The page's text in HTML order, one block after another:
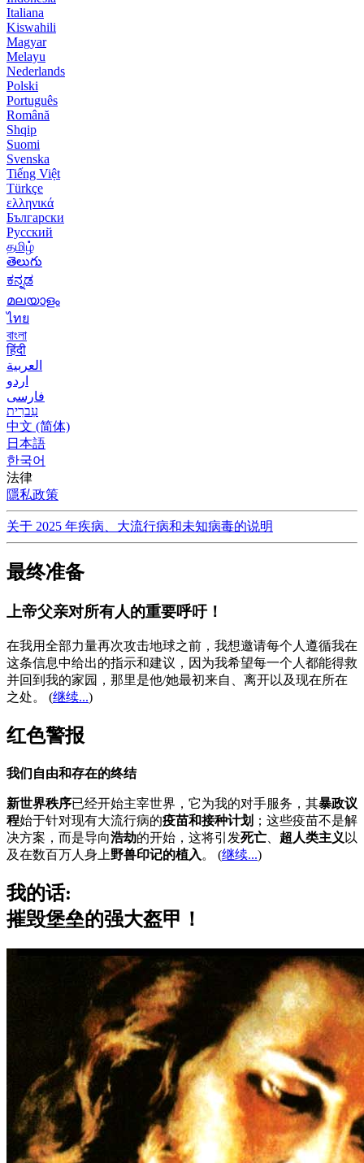
Italiana
Kiswahili
Magyar
Melayu
Nederlands
Polski
Português
Română
Shqip
Suomi
Svenska
Tiếng Việt
Türkçe
ελληνικά
Български
Русский
தமிழ்
తెలుగు
ಕನ್ನಡ
മലയാളം
ไทย
বাংলা
हिंदी
العربية
اردو
فارسی
עִברִית
中文 (简体)
日本語
한국어
法律
隱私政策
关于 2025 年疾病、大流行病和未知病毒的说明
最终准备
上帝父亲对所有人的重要呼吁！
在我用全部力量再次攻击地球之前，我想邀请每个人遵循我在
这条信息中给出的指示和建议，因为我希望每一个人都能得救
并回到我的家园，那里是他/她最初来自、离开以及现在所在
之处。
(继续...)
红色警报
我们自由和存在的终结
新世界秩序已经开始主宰世界，它为我的对手服务，其暴政议
程始于针对现有大流行病的疫苗和接种计划 ；这些疫苗不是解
决方案，而是导向浩劫的开始，这将引发死亡 超人类主义 以
及在数百万人身上野兽印记的植入 。 (继续...)
我的话:
摧毁堡垒的强大盔甲！